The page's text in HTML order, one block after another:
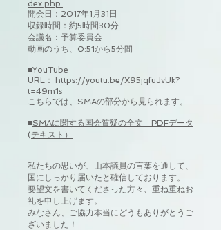
dex.php
開会日：2017年1月31日
収録時間：約5時間30分
会議名：予算委員会
動画のうち、0:51から5分間
■YouTube
URL：
https://youtu.be/X95jqfuJvUk?
t=49m1s
こちらでは、SMAの部分から見られます。
■SMAに関する国会質疑の全文 PDFデータ
(テキスト）
私たちの思いが、山本議員の言葉を通して、
国にしっかり届いたと確信しております。
要望文を書いてくださった方々、重ね重ねお
礼を申し上げます。
みなさん、ご協力本当にどうもありがとうご
ざいました！